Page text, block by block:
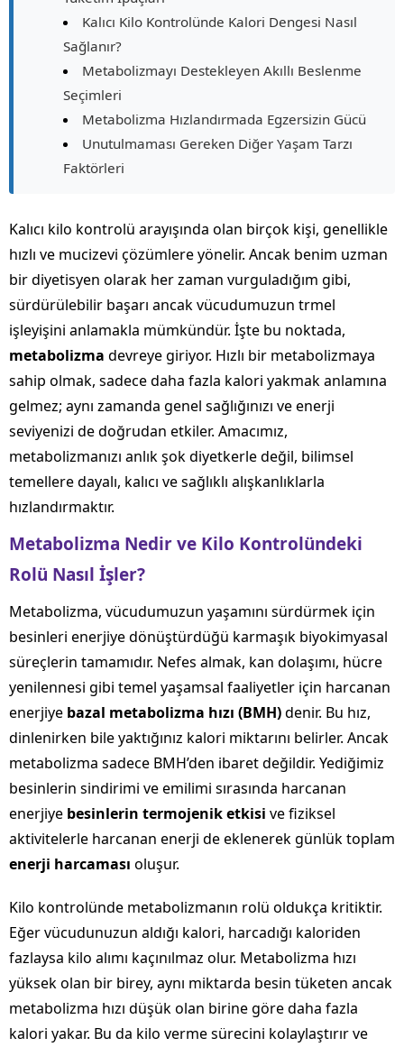
Kalıcı Kilo Kontrolünde Kalori Dengesi Nasıl
Sağlanır?
Metabolizmayı Destekleyen Akıllı Beslenme
Seçimleri
Metabolizma Hızlandırmada Egzersizin Gücü
Unutulmaması Gereken Diğer Yaşam Tarzı
Faktörleri
Kalıcı kilo kontrolü arayışında olan birçok kişi, genellikle
hızlı ve mucizevi çözümlere yönelir. Ancak benim uzman
bir diyetisyen olarak her zaman vurguladığım gibi,
sürdürülebilir başarı ancak vücudumuzun trmel
işleyişini anlamakla mümkündür. İşte bu noktada,
metabolizma devreye giriyor. Hızlı bir metabolizmaya
sahip olmak, sadece daha fazla kalori yakmak anlamına
gelmez; aynı zamanda genel sağlığınızı ve enerji
seviyenizi de doğrudan etkiler. Amacımız,
metabolizmanızı anlık şok diyetkerle değil, bilimsel
temellere dayalı, kalıcı ve sağlıklı alışkanlıklarla
hızlandırmaktır.
Metabolizma Nedir ve Kilo Kontrolündeki
Rolü Nasıl İşler?
Metabolizma, vücudumuzun yaşamını sürdürmek için
besinleri enerjiye dönüştürdüğü karmaşık biyokimyasal
süreçlerin tamamıdır. Nefes almak, kan dolaşımı, hücre
yenilennesi gibi temel yaşamsal faaliyetler için harcanan
enerjiye bazal metabolizma hızı (BMH)denir. Bu hız,
dinlenirken bile yaktığınız kalori miktarını belirler. Ancak
metabolizma sadece BMH’den ibaret değildir. Yediğimiz
besinlerin sindirimi ve emilimi sırasında harcanan
enerjiye besinlerin termojenik etkisi ve fiziksel
aktivitelerle harcanan enerji de eklenerek günlük toplam
enerji harcaması oluşur.
Kilo kontrolünde metabolizmanın rolü oldukça kritiktir.
Eğer vücudunuzun aldığı kalori, harcadığı kaloriden
fazlaysa kilo alımı kaçınılmaz olur. Metabolizma hızı
yüksek olan bir birey, aynı miktarda besin tüketen ancak
metabolizma hızı düşük olan birine göre daha fazla
kalori yakar. Bu da kilo verme sürecini kolaylaştırır ve